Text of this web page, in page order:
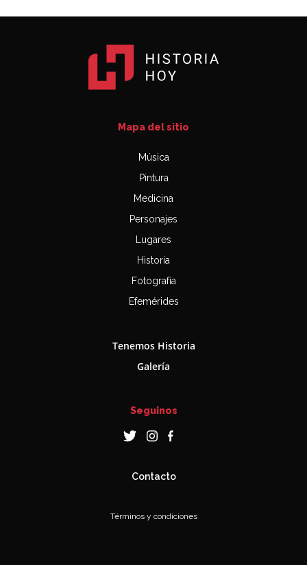
Mapa del sitio
Música
Pintura
Medicina
Personajes
Lugares
Historia
Fotografía
Efemérides
Tenemos Historia
Galería
Seguinos
Contacto
Términos y condiciones